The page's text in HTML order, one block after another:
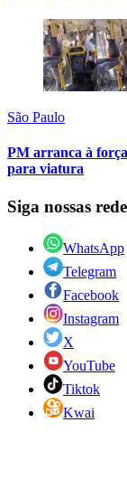
São Paulo
PM arranca à
para viatura
Siga nossas
WhatsApp
Telegram
Facebook
Instagram
X
YouTube
Tiktok
Kwai